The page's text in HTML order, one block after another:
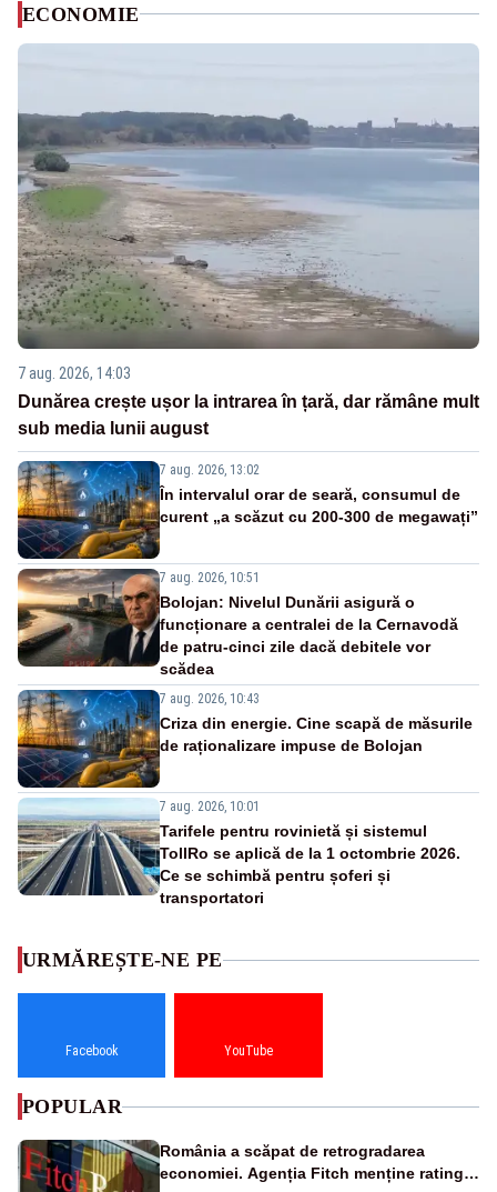
ECONOMIE
7 aug. 2026, 14:03
Dunărea crește ușor la intrarea în țară, dar rămâne mult
sub media lunii august
7 aug. 2026, 13:02
În intervalul orar de seară, consumul de
curent „a scăzut cu 200-300 de megawați”
7 aug. 2026, 10:51
Bolojan: Nivelul Dunării asigură o
funcționare a centralei de la Cernavodă
de patru-cinci zile dacă debitele vor
scădea
7 aug. 2026, 10:43
Criza din energie. Cine scapă de măsurile
de raționalizare impuse de Bolojan
7 aug. 2026, 10:01
Tarifele pentru rovinietă și sistemul
TollRo se aplică de la 1 octombrie 2026.
Ce se schimbă pentru șoferi și
transportatori
URMĂREȘTE-NE PE
Facebook YouTube
POPULAR
România a scăpat de retrogradarea
economiei. Agenția Fitch menține ratingul